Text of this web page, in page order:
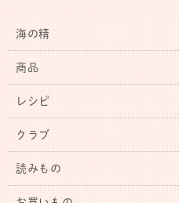
海の精
商品
レシピ
クラブ
読みもの